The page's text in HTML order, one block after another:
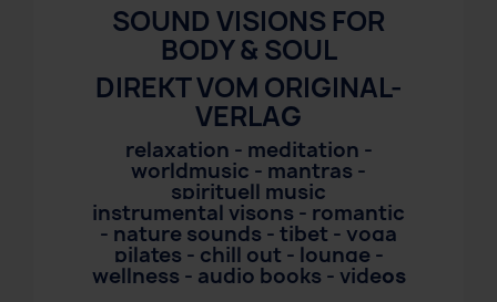
SOUND VISIONS FOR
BODY & SOUL
DIREKT VOM ORIGINAL-
VERLAG
relaxation - meditation -
worldmusic - mantras -
spirituell music
instrumental visons - romantic
- nature sounds - tibet - yoga
pilates - chill out - lounge -
wellness - audio books - videos